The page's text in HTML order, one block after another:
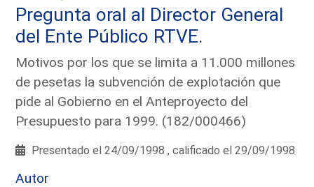
Pregunta oral al Director General
del Ente Público RTVE.
Motivos por los que se limita a 11.000 millones
de pesetas la subvención de explotación que
pide al Gobierno en el Anteproyecto del
Presupuesto para 1999. (182/000466)
Presentado el 24/09/1998 , calificado el 29/09/1998
Autor